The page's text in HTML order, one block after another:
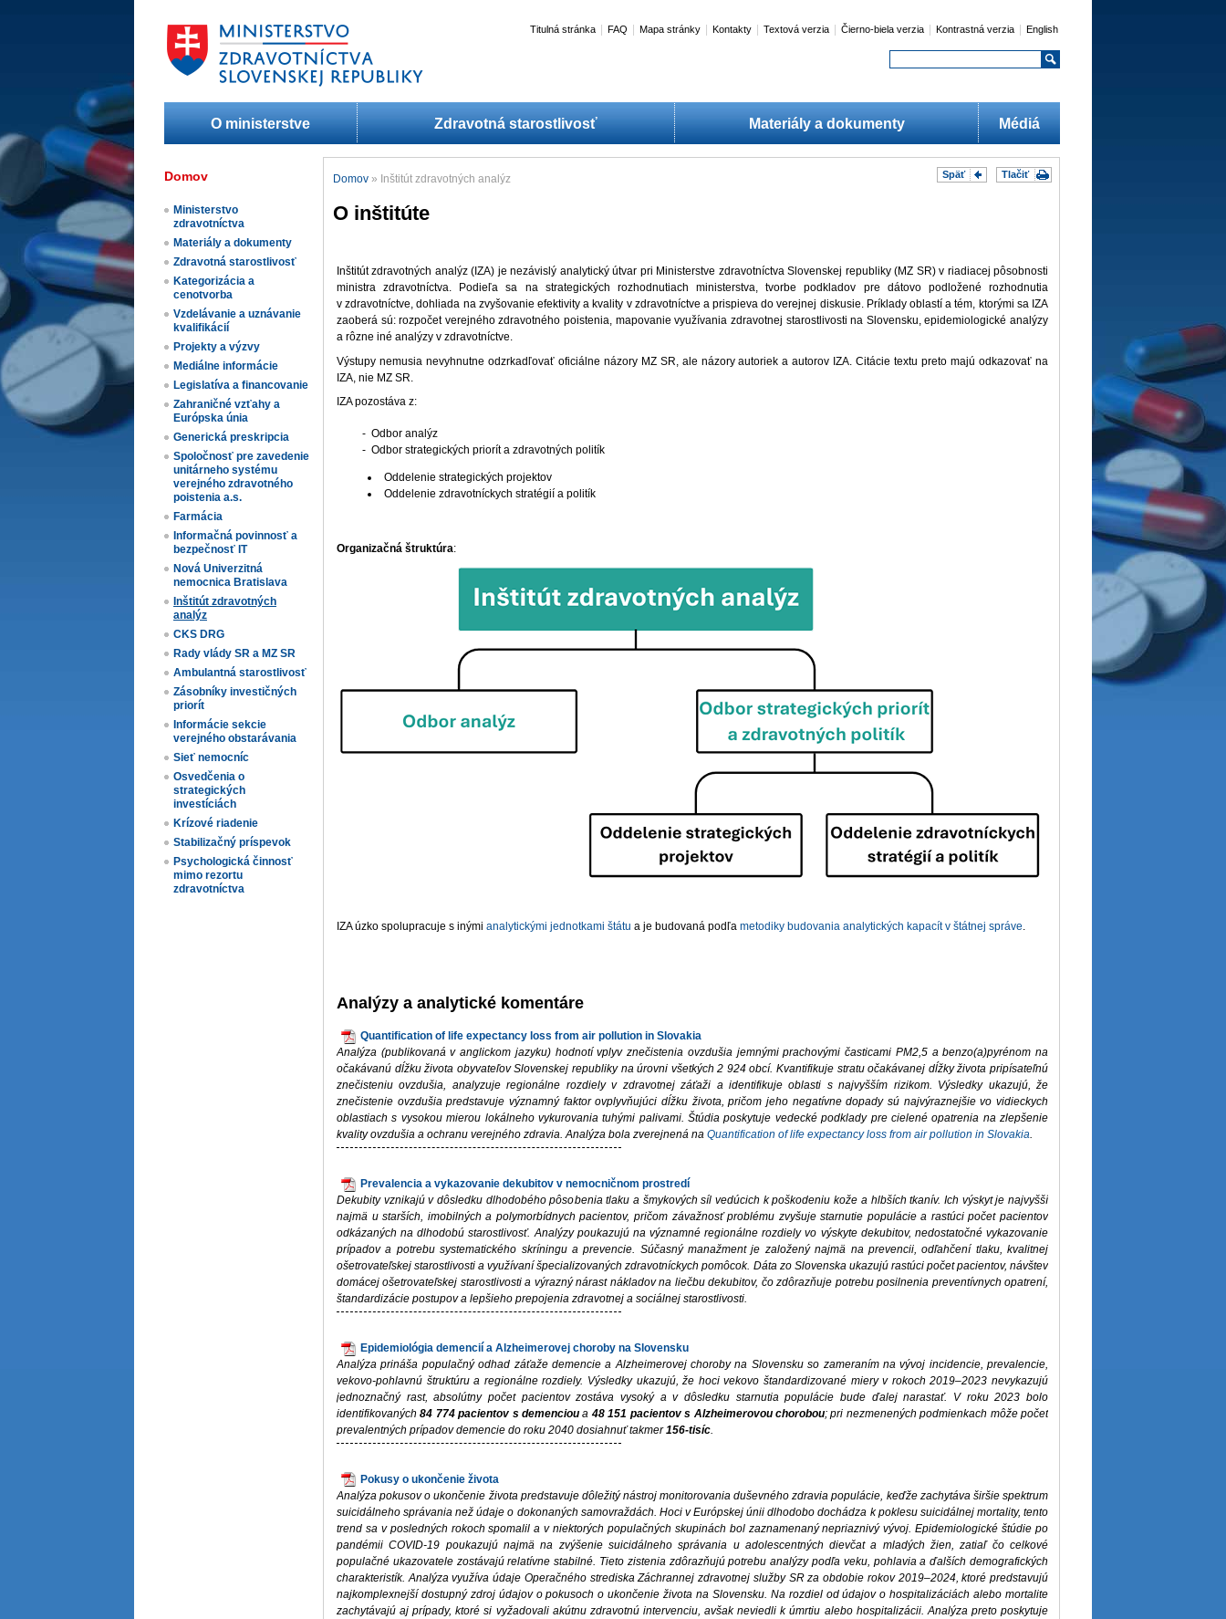
Titulná stránka FAQ Mapa stránky Kontakty Textová verzia Čierno-biela verzia Kontrastná verzia English
O ministerstve Zdravotná starostlivosť Materiály a dokumenty Médiá
Domov
Ministerstvo
zdravotníctva
Materiály a dokumenty
Zdravotná starostlivosť
Kategorizácia a
cenotvorba
Vzdelávanie a uznávanie
kvalifikácií
Projekty a výzvy
Mediálne informácie
Legislatíva a financovanie
Zahraničné vzťahy a
Európska únia
Generická preskripcia
Spoločnosť pre zavedenie
unitárneho systému
verejného zdravotného
poistenia a.s.
Farmácia
Informačná povinnosť a
bezpečnosť IT
Nová Univerzitná
nemocnica Bratislava
Inštitút zdravotných
analýz
CKS DRG
Rady vlády SR a MZ SR
Ambulantná starostlivosť
Zásobníky investičných
priorít
Informácie sekcie
verejného obstarávania
Sieť nemocníc
Osvedčenia o
strategických
investíciách
Krízové riadenie
Stabilizačný príspevok
Psychologická činnosť
mimo rezortu
zdravotníctva
Tlačiť
Späť
Domov » Inštitút zdravotných analýz
O inštitúte
​​​​​​​​​​​​​​​​​​​​​​​​​​Inštitút zdravotných analýz (IZA) je nezávislý analytický útvar pri Ministerstve zdravotníctva Slovenskej republiky (MZ SR) v riadiacej pôsobnosti
ministra zdravotníctva. Podieľa sa na strategických rozhodnutiach ministerstva, tvorbe podkladov pre dátovo podložené rozhodnutia
v zdravotníctve, dohliada na zvyšovanie efektivity a kvality v zdravotníctve a prispieva do verejnej diskusie. Príklady oblastí a tém, ktorými sa IZA
zaoberá sú: rozpočet verejného zdravotného poistenia, mapovanie využívania zdravotnej starostlivosti na Slovensku, epidemiologické analýzy
a rôzne iné analýzy v zdravotníctve.
Výstupy nemusia nevyhnutne odzrkadľovať oficiálne názory MZ SR, ale názory autoriek a autorov IZA. Citácie textu preto majú odkazovať na
IZA, nie MZ SR.
IZA pozostáva z:
- Odbor analýz
- Odbor strategických priorít a zdravotných politík
Oddelenie strategických projektov
Oddelenie zdravotníckych stratégií a politík
Organizačná štruktúra:
IZA úzko spolupracuje s inými analytickými jednotkami štátu a je budovaná podľa metodiky budovania analytických kapacít v štátnej správe
Analýzy a analytické komentáre
Quantification of life expectancy loss from air pollution in Slovakia
Analýza (publikovaná v anglickom jazyku) hodnotí vplyv znečistenia ovzdušia jemnými prachovými časticami PM2,5 a benzo(a)pyrénom na
očakávanú dĺžku života obyvateľov Slovenskej republiky na úrovni všetkých 2 924 obcí. Kvantifikuje stratu očakávanej dĺžky života pripísateľnú
znečisteniu ovzdušia, analyzuje regionálne rozdiely v zdravotnej záťaži a identifikuje oblasti s najvyšším rizikom. Výsledky ukazujú, že
znečistenie ovzdušia predstavuje významný faktor ovplyvňujúci dĺžku života, pričom jeho negatívne dopady sú najvýraznejšie vo vidieckych
oblastiach s vysokou mierou lokálneho vykurovania tuhými palivami. Štúdia poskytuje vedecké podklady pre cielené opatrenia na zlepšenie
kvality ovzdušia a ochranu verejného zdravia. Analýza bola zverejnená na Quantification of life expectancy loss from air pollution in Slovakia.
Prevalencia a vykazovanie dekubitov v nemocničnom prostredí
Dekubity vznikajú v dôsledku dlhodobého pôsobenia tlaku a šmykových síl vedúcich k poškodeniu kože a hlbších tkanív. Ich výskyt je najvyšší
najmä u starších, imobilných a polymorbídnych pacientov, pričom závažnosť problému zvyšuje starnutie populácie a rastúci počet pacientov
odkázaných na dlhodobú starostlivosť. Analýzy poukazujú na významné regionálne rozdiely vo výskyte dekubitov, nedostatočné vykazovanie
prípadov a potrebu systematického skríningu a prevencie. Súčasný manažment je založený najmä na prevencii, odľahčení tlaku, kvalitnej
ošetrovateľskej starostlivosti a využívaní špecializovaných zdravotníckych pomôcok. Dáta zo Slovenska ukazujú rastúci počet pacientov, návštev
domácej ošetrovateľskej starostlivosti a výrazný nárast nákladov na liečbu dekubitov, čo zdôrazňuje potrebu posilnenia preventívnych opatrení,
štandardizácie postupov a lepšieho prepojenia zdravotnej a sociálnej starostlivosti.
Epidemiológia demencií a Alzheimerovej choroby na Slovensku
Analýza prináša populačný odhad záťaže demencie a Alzheimerovej choroby na Slovensku so zameraním na vývoj incidencie, prevalencie,
vekovo-pohlavnú štruktúru a regionálne rozdiely. Výsledky ukazujú, že hoci vekovo štandardizované miery v rokoch 2019–2023 nevykazujú
jednoznačný rast, absolútny počet pacientov zostáva vysoký a v dôsledku starnutia populácie bude ďalej narastať. V roku 2023 bolo
identifikovaných84 774 pacientov s demenciou a 48 151 pacientov s Alzheimerovou chorobou; pri nezmenených podmienkach môže počet
prevalentných prípadov demencie do roku 2040 dosiahnuť takmer156-tisíc.
Pokusy o ukončenie života
Analýza pokusov o ukončenie života predstavuje dôležitý nástroj monitorovania duševného zdravia populácie, keďže zachytáva širšie spektrum
suicidálneho správania než údaje o dokonaných samovraždách. Hoci v Európskej únii dlhodobo dochádza k poklesu suicidálnej mortality, tento
trend sa v posledných rokoch spomalil a v niektorých populačných skupinách bol zaznamenaný nepriaznivý vývoj. Epidemiologické štúdie po
pandémii COVID-19 poukazujú najmä na zvýšenie suicidálneho správania u adolescentných dievčat a mladých žien, zatiaľ čo celkové
populačné ukazovatele zostávajú relatívne stabilné. Tieto zistenia zdôrazňujú potrebu analýzy podľa veku, pohlavia a ďalších demografických
charakteristík. Analýza využíva údaje Operačného strediska Záchrannej zdravotnej služby SR za obdobie rokov 2019–2024, ktoré predstavujú
najkomplexnejší dostupný zdroj údajov o pokusoch o ukončenie života na Slovensku. Na rozdiel od údajov o hospitalizáciách alebo mortalite
zachytávajú aj prípady, ktoré si vyžadovali akútnu zdravotnú intervenciu, avšak neviedli k úmrtiu alebo hospitalizácii. Analýza preto poskytuje